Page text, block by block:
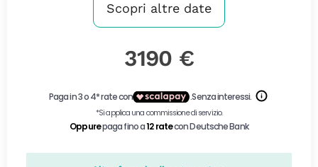
Scopri altre date
3190 €